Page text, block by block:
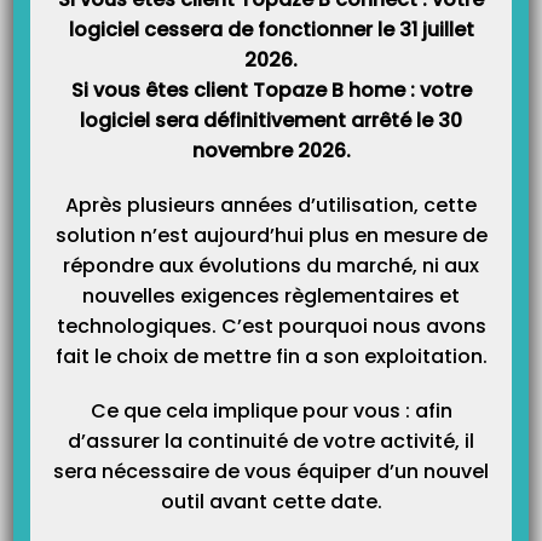
Article Précédent
Attestation de conformité à la
Prochain Article
Comment exporter votre
logiciel cessera de fonctionner le 31 juillet
2026.
Si vous êtes client Topaze B home : votre
logiciel sera définitivement arrêté le 30
novembre 2026.
Après plusieurs années d’utilisation, cette
solution n’est aujourd’hui plus en mesure de
répondre aux évolutions du marché, ni aux
nouvelles exigences règlementaires et
technologiques. C’est pourquoi nous avons
fait le choix de mettre fin a son exploitation.
Ce que cela implique pour vous : afin
d’assurer la continuité de votre activité, il
sera nécessaire de vous équiper d’un nouvel
outil avant cette date.